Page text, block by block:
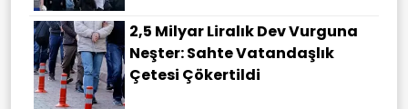
2,5 Milyar Liralık Dev Vurguna
Neşter: Sahte Vatandaşlık
Çetesi Çökertildi